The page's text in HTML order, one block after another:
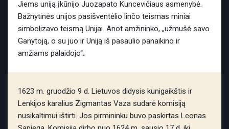
Jiems uniją įkūnijo Juozapato Kuncevičiaus asmenybė.
Bažnytinės unijos pasišventėlio linčo teismas miniai
simbolizavo teismą Unijai. Anot amžininko, „užmušė savo
Ganytoją, o su juo ir Uniją iš pasaulio panaikino ir
amžiams palaidojo“.
1623 m. gruodžio 9 d. Lietuvos didysis kunigaikštis ir
Lenkijos karalius Zigmantas Vaza sudarė komisiją
nusikaltimui ištirti. Jos pirmininku buvo paskirtas Leonas